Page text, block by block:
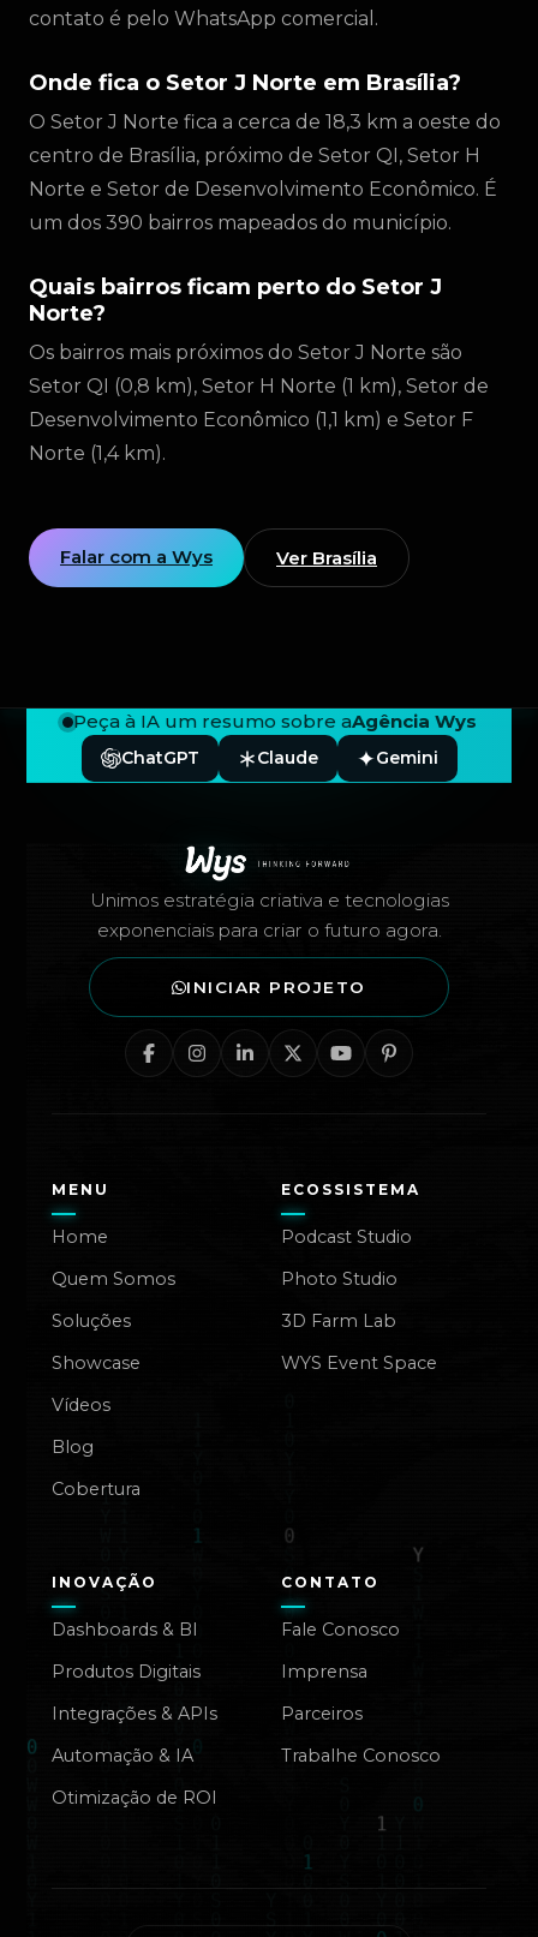
contato é pelo WhatsApp comercial.
Onde fica o Setor J Norte em Brasília?
O Setor J Norte fica a cerca de 18,3 km a oeste do
centro de Brasília, próximo de Setor QI, Setor H
Norte e Setor de Desenvolvimento Econômico. É
um dos 390 bairros mapeados do município.
Quais bairros ficam perto do Setor J
Norte?
Os bairros mais próximos do Setor J Norte são
Setor QI (0,8 km), Setor H Norte (1 km), Setor de
Desenvolvimento Econômico (1,1 km) e Setor F
Norte (1,4 km).
Falar com a Wys Ver Brasília
Peça à IA um resumo sobre aAgência Wys
ChatGPT Claude Gemini
Unimos estratégia criativa e tecnologias
exponenciais para criar o futuro agora.
INICIAR PROJETO
MENU
Home
Quem Somos
Soluções
Showcase
Vídeos
Blog
Cobertura
ECOSSISTEMA
Podcast Studio
Photo Studio
3D Farm Lab
WYS Event Space
INOVAÇÃO
Dashboards & BI
Produtos Digitais
Integrações & APIs
Automação & IA
Otimização de ROI
CONTATO
Fale Conosco
Imprensa
Parceiros
Trabalhe Conosco